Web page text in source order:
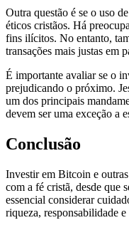
Outra questão é se o uso
éticos cristãos. Há
fins ilícitos. No entanto,
transações mais justas em
É importante avaliar se o
prejudicando o próximo.
um dos principais
devem ser uma exceção a
Conclusão
Investir em Bitcoin e
com a fé cristã, desde que
essencial considerar
riqueza, responsabilidade